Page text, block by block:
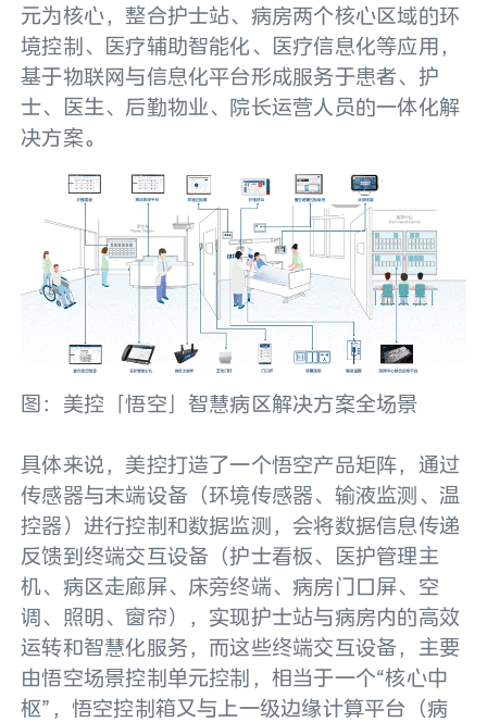
元为核心，整合护士站、病房两个核心区域的环
境控制、医疗辅助智能化、医疗信息化等应用，
基于物联网与信息化平台形成服务于患者、护
士、医生、后勤物业、院长运营人员的一体化解
决方案。
图：美控「悟空」智慧病区解决方案全场景
具体来说，美控打造了一个悟空产品矩阵，通过
传感器与末端设备（环境传感器、输液监测、温
控器）进行控制和数据监测，会将数据信息传递
反馈到终端交互设备（护士看板、医护管理主
机、病区走廊屏、床旁终端、病房门口屏、空
调、照明、窗帘），实现护士站与病房内的高效
运转和智慧化服务，而这些终端交互设备，主要
由悟空场景控制单元控制，相当于一个“核心中
枢”，悟空控制箱又与上一级边缘计算平台（病